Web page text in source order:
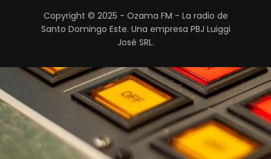
Copyright © 2025 - Ozama FM - La radio de
Santo Domingo Este. Una empresa PBJ Luiggi
José SRL.